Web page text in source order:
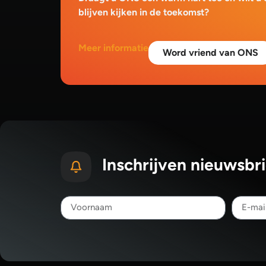
blijven kijken in de toekomst?
Meer informatie Word vriend van ONS
Inschrijven